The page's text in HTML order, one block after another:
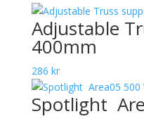
Adjustable
400mm
286 kr
Spotlight